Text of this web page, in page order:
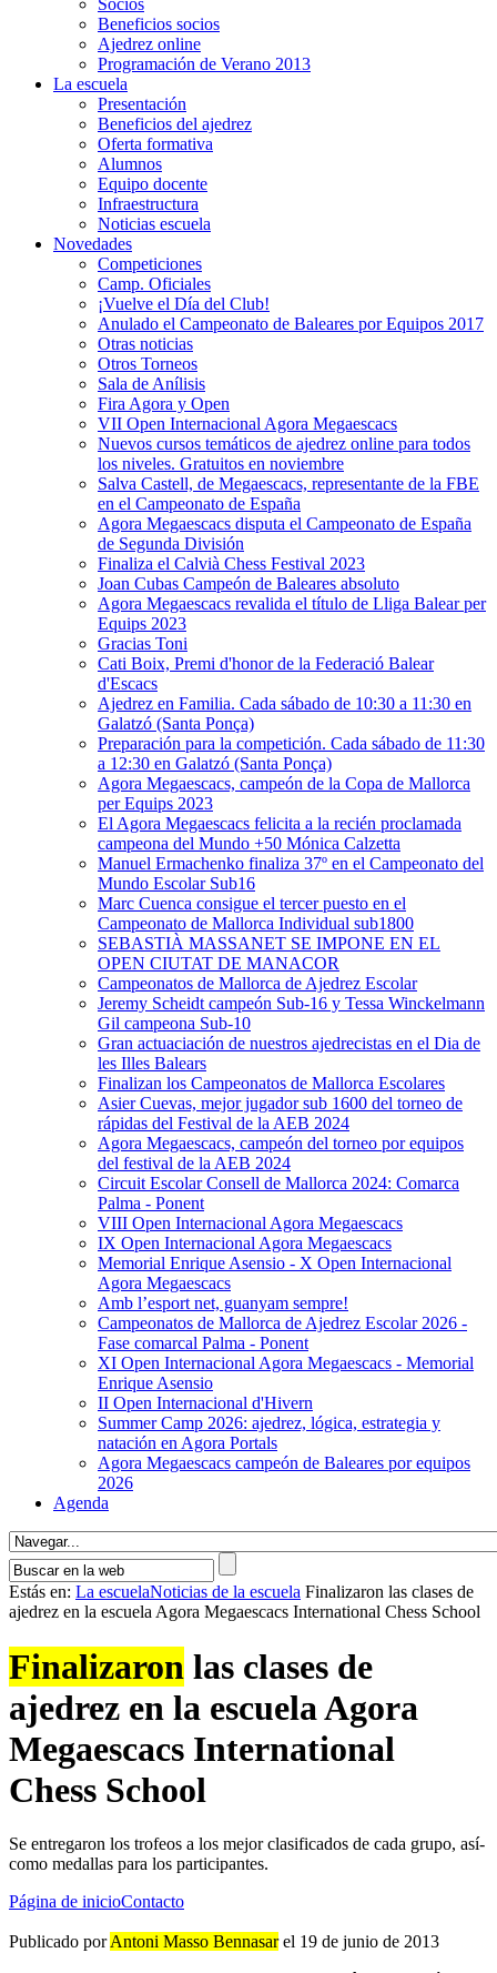
Socios
Beneficios socios
Ajedrez online
Programación de Verano 2013
La escuela
Presentación
Beneficios del ajedrez
Oferta formativa
Alumnos
Equipo docente
Infraestructura
Noticias escuela
Novedades
Competiciones
Camp. Oficiales
¡Vuelve el Dí­a del Club!
Anulado el Campeonato de Baleares por Equipos 2017
Otras noticias
Otros Torneos
Sala de Anílisis
Fira Agora y Open
VII Open Internacional Agora Megaescacs
Nuevos cursos temáticos de ajedrez online para todos
los niveles. Gratuitos en noviembre
Salva Castell, de Megaescacs, representante de la FBE
en el Campeonato de España
Agora Megaescacs disputa el Campeonato de España
de Segunda División
Finaliza el Calvià Chess Festival 2023
Joan Cubas Campeón de Baleares absoluto
Agora Megaescacs revalida el título de Lliga Balear per
Equips 2023
Gracias Toni
Cati Boix, Premi d'honor de la Federació Balear
d'Escacs
Ajedrez en Familia. Cada sábado de 10:30 a 11:30 en
Galatzó (Santa Ponça)
Preparación para la competición. Cada sábado de 11:30
a 12:30 en Galatzó (Santa Ponça)
Agora Megaescacs, campeón de la Copa de Mallorca
per Equips 2023
El Agora Megaescacs felicita a la recién proclamada
campeona del Mundo +50 Mónica Calzetta
Manuel Ermachenko finaliza 37º en el Campeonato del
Mundo Escolar Sub16
Marc Cuenca consigue el tercer puesto en el
Campeonato de Mallorca Individual sub1800
SEBASTIÀ MASSANET SE IMPONE EN EL
OPEN CIUTAT DE MANACOR
Campeonatos de Mallorca de Ajedrez Escolar
Jeremy Scheidt campeón Sub-16 y Tessa Winckelmann
Gil campeona Sub-10
Gran actuaciación de nuestros ajedrecistas en el Dia de
les Illes Balears
Finalizan los Campeonatos de Mallorca Escolares
Asier Cuevas, mejor jugador sub 1600 del torneo de
rápidas del Festival de la AEB 2024
Agora Megaescacs, campeón del torneo por equipos
del festival de la AEB 2024
Circuit Escolar Consell de Mallorca 2024: Comarca
Palma - Ponent
VIII Open Internacional Agora Megaescacs
IX Open Internacional Agora Megaescacs
Memorial Enrique Asensio - X Open Internacional
Agora Megaescacs
Amb l’esport net, guanyam sempre!
Campeonatos de Mallorca de Ajedrez Escolar 2026 -
Fase comarcal Palma - Ponent
XI Open Internacional Agora Megaescacs - Memorial
Enrique Asensio
II Open Internacional d'Hivern
Summer Camp 2026: ajedrez, lógica, estrategia y
natación en Agora Portals
Agora Megaescacs campeón de Baleares por equipos
2026
Agenda
Estás en: La escuelaNoticias de la escuela Finalizaron las clases de
ajedrez en la escuela Agora Megaescacs International Chess School
Finalizaron las clases de
ajedrez en la escuela Agora
Megaescacs International
Chess School
Se entregaron los trofeos a los mejor clasificados de cada grupo, así­
como medallas para los participantes.
Página de inicioContacto
Publicado porAntoni Masso Bennasarel 19 de junio de 2013